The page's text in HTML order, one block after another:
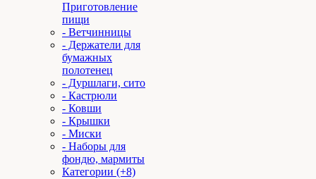
Приготовление
пищи
- Ветчинницы
- Держатели для
бумажных
полотенец
- Дуршлаги, сито
- Кастрюли
- Ковши
- Крышки
- Миски
- Наборы для
фондю, мармиты
Категории (+8)